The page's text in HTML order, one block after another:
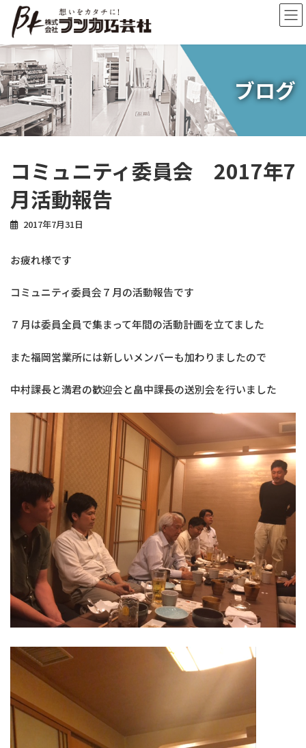
ン
ツ
へ
ス
キ
ッ
プ
ー
シ
ョ
ン
に
移
動
ブログ
コミュニティ委員会 2017年7
月活動報告
2017年7月31日
お疲れ様です
コミュニティ委員会７月の活動報告です
７月は委員全員で集まって年間の活動計画を立てました
また福岡営業所には新しいメンバーも加わりましたので
中村課長と満君の歓迎会と畠中課長の送別会を行いました